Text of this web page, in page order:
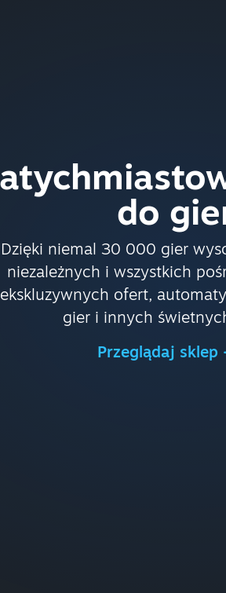
do
Dzięki niemal 30 000 gier
niezależnych i wszystkich
ofert,
gier i innych
Przeglądaj sklep